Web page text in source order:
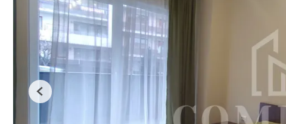
Previous